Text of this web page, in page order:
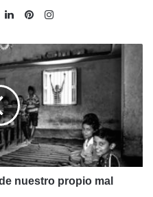
X LinkedInPinterest
nuestro propio mal